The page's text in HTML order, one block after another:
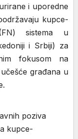
i uporedne
kupce-
sistema u
i Srbiji) za
fokusom na
građana u
poziva
kupce-